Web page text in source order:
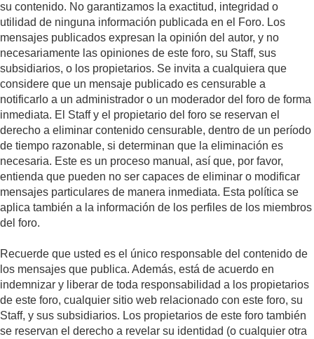
su contenido. No garantizamos la exactitud, integridad o
utilidad de ninguna información publicada en el Foro. Los
mensajes publicados expresan la opinión del autor, y no
necesariamente las opiniones de este foro, su Staff, sus
subsidiarios, o los propietarios. Se invita a cualquiera que
considere que un mensaje publicado es censurable a
notificarlo a un administrador o un moderador del foro de forma
inmediata. El Staff y el propietario del foro se reservan el
derecho a eliminar contenido censurable, dentro de un período
de tiempo razonable, si determinan que la eliminación es
necesaria. Este es un proceso manual, así que, por favor,
entienda que pueden no ser capaces de eliminar o modificar
mensajes particulares de manera inmediata. Esta política se
aplica también a la información de los perfiles de los miembros
del foro.
Recuerde que usted es el único responsable del contenido de
los mensajes que publica. Además, está de acuerdo en
indemnizar y liberar de toda responsabilidad a los propietarios
de este foro, cualquier sitio web relacionado con este foro, su
Staff, y sus subsidiarios. Los propietarios de este foro también
se reservan el derecho a revelar su identidad (o cualquier otra